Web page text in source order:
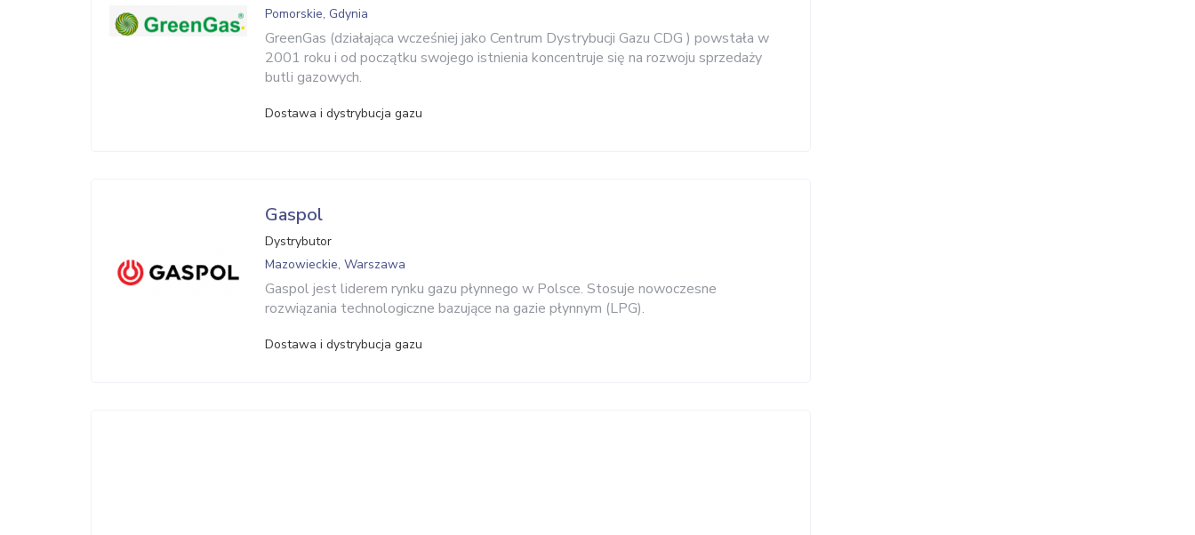
Pomorskie, Gdynia
GreenGas (działająca wcześniej jako Centrum Dystrybucji Gazu CDG ) powstała w
2001 roku i od początku swojego istnienia koncentruje się na rozwoju sprzedaży
butli gazowych.
Dostawa i dystrybucja gazu
Gaspol
Dystrybutor
Mazowieckie, Warszawa
Gaspol jest liderem rynku gazu płynnego w Polsce. Stosuje nowoczesne
rozwiązania technologiczne bazujące na gazie płynnym (LPG).
Dostawa i dystrybucja gazu